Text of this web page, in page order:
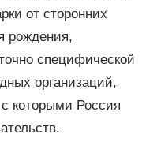
от сторонних
рождения,
специфической
организаций,
которыми Россия